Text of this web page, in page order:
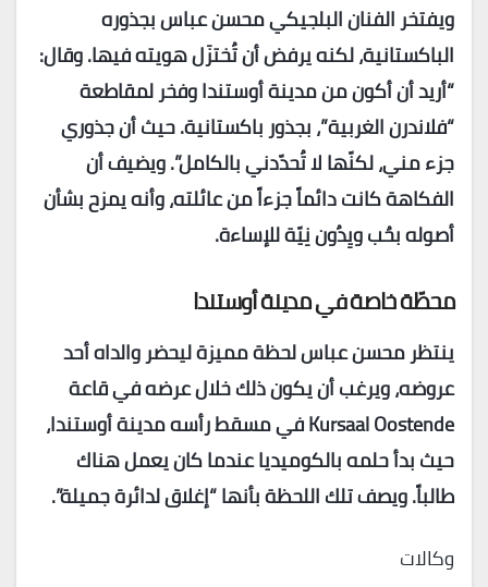
ويفتخر الفنان البلجيكي محسن عباس بجذوره
الباكستانية، لكنه يرفض أن تُختزَل هويته فيها. وقال:
“أريد أن أكون من مدينة أوستندا وفخر لمقاطعة
“فلاندرن الغربية”، بجذور باكستانية. حيث أن جذوري
جزء مني، لكنّها لا تُحدّدني بالكامل”. ويضيف أن
الفكاهة كانت دائماً جزءاً من عائلته، وأنه يمزح بشأن
أصوله بحُب ويِدُون نِيّة للإساءة.
محطّة خاصة في مدينة أوستندا
ينتظر محسن عباس لحظة مميزة ليحضر والداه أحد
عروضه، ويرغب أن يكون ذلك خلال عرضه في قاعة
Kursaal Oostende في مسقط رأسه مدينة أوستندا،
حيث بدأ حلمه بالكوميديا عندما كان يعمل هناك
طالباً. ويصف تلك اللحظة بأنها “إغلاق لدائرة جميلة”.
وكالات